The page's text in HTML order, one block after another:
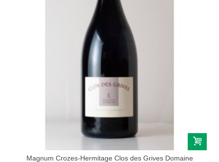
Magnum Crozes-Hermitage Clos des Grives Domaine